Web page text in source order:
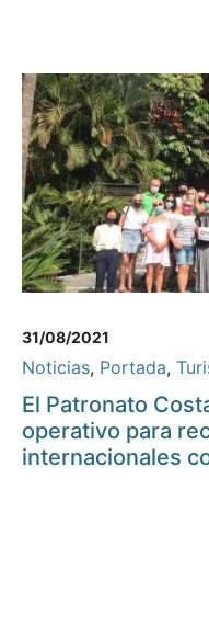
31/08/2021
Noticias, Portada,
El Patronato
operativo para
internacionales